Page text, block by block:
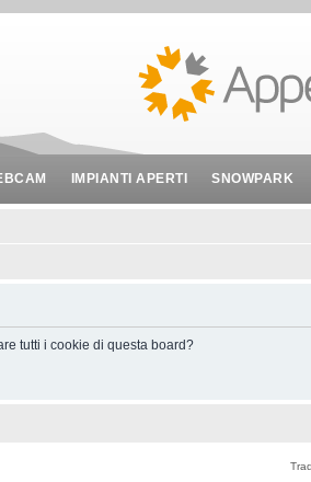
IMPIANTI APERTI SNOWPARK
tutti i cookie di questa board?